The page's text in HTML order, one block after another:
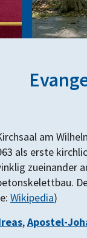
am
als erste
zueinander
Wikipedia)
,Apostel-